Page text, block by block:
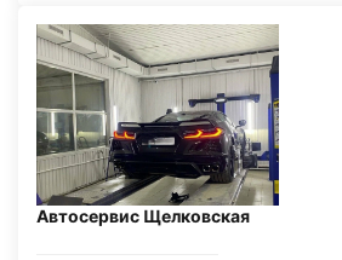
Автосервис Щелковская